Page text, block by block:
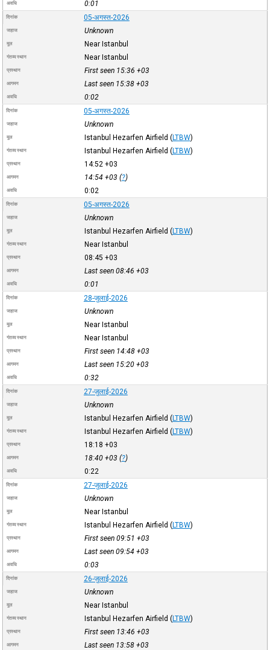
अवधि 0:01
दिनांक 05-अगस्त-2026
जहाज Unknown
मूल Near Istanbul
गंतव्य स्थान Near Istanbul
प्रस्थान First seen 15:36 +03
आगमन Last seen 15:38 +03
अवधि 0:02
दिनांक 05-अगस्त-2026
जहाज Unknown
मूल Istanbul Hezarfen Airfield (LTBW)
गंतव्य स्थान Istanbul Hezarfen Airfield (LTBW)
प्रस्थान 14:52 +03
आगमन 14:54 +03 (?)
अवधि 0:02
दिनांक 05-अगस्त-2026
जहाज Unknown
मूल Istanbul Hezarfen Airfield (LTBW)
गंतव्य स्थान Near Istanbul
प्रस्थान 08:45 +03
आगमन Last seen 08:46 +03
अवधि 0:01
दिनांक 28-जुलाई-2026
जहाज Unknown
मूल Near Istanbul
गंतव्य स्थान Near Istanbul
प्रस्थान First seen 14:48 +03
आगमन Last seen 15:20 +03
अवधि 0:32
दिनांक 27-जुलाई-2026
जहाज Unknown
मूल Istanbul Hezarfen Airfield (LTBW)
गंतव्य स्थान Istanbul Hezarfen Airfield (LTBW)
प्रस्थान 18:18 +03
आगमन 18:40 +03 (?)
अवधि 0:22
दिनांक 27-जुलाई-2026
जहाज Unknown
मूल Near Istanbul
गंतव्य स्थान Istanbul Hezarfen Airfield (LTBW)
प्रस्थान First seen 09:51 +03
आगमन Last seen 09:54 +03
अवधि 0:03
दिनांक 26-जुलाई-2026
जहाज Unknown
मूल Near Istanbul
गंतव्य स्थान Istanbul Hezarfen Airfield (LTBW)
प्रस्थान First seen 13:46 +03
आगमन Last seen 13:58 +03